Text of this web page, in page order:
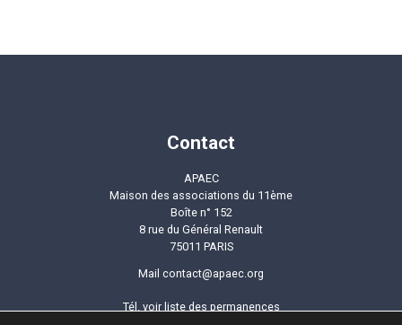
Contact
APAEC
Maison des associations du 11ème
Boîte n° 152
8 rue du Général Renault
75011 PARIS
Mail contact@apaec.org
Tél. voir liste des permanences